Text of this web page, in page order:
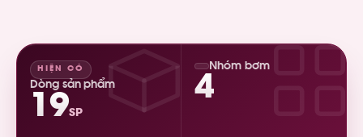
HIỆN CÓ
Dòng sản phẩm
19SP
Nhóm bơm
4